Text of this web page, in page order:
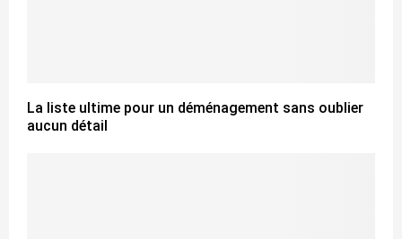
La liste ultime pour un déménagement sans oublier
aucun détail